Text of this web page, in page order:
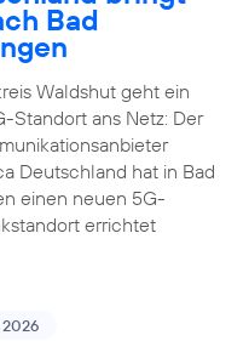
Bad
Waldshut geht ein
Standort ans Netz: Der
Deutschland hat in Bad
einen neuen 5G-
errichtet